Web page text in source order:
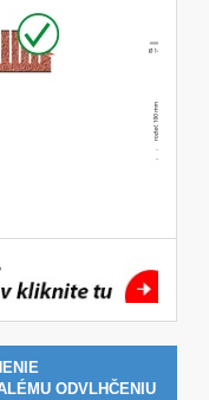
ODVLHČENIU